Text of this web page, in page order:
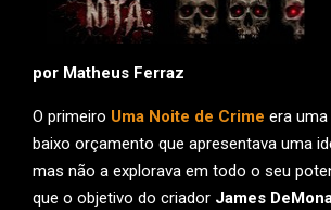
por Matheus Ferraz
O primeiro Uma Noite de Crime era
baixo orçamento que apresentava uma
mas não a explorava em todo o seu
que o objetivo do criador James